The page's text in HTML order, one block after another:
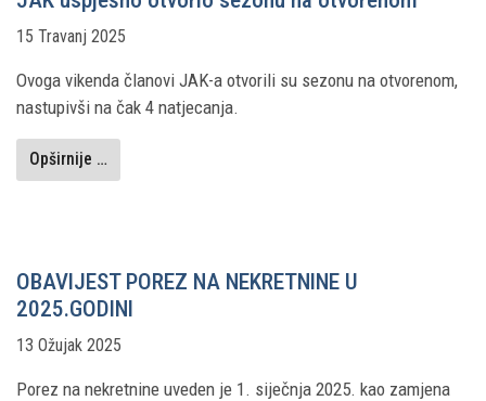
15 Travanj 2025
Ovoga vikenda članovi JAK-a otvorili su sezonu na otvorenom,
nastupivši na čak 4 natjecanja.
Opširnije …
OBAVIJEST POREZ NA NEKRETNINE U
2025.GODINI
13 Ožujak 2025
Porez na nekretnine uveden je 1. siječnja 2025. kao zamjena